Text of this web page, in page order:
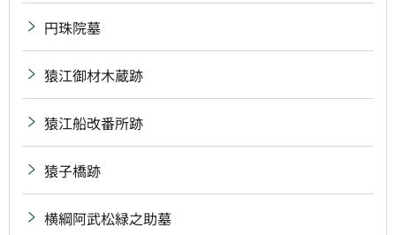
円珠院墓
猿江御材木蔵跡
猿江船改番所跡
猿子橋跡
横綱阿武松緑之助墓